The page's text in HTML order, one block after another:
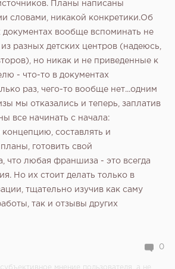
Планы написаны
словами, никакой конкретики.Об
документах вообще вспоминать не
разных детских центров (надеюсь,
но никак и не приведенные к
- что-то в документах
раз, чего-то вообще нет...одним
мы отказались и теперь, заплатив
все начинать с начала:
составлять и
готовить свой
что любая франшиза - это всегда
Но их стоит делать только в
тщательно изучив как саму
так и отзывы других
0